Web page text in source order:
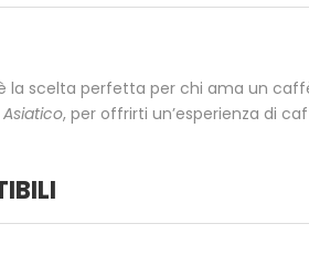
la scelta perfetta per chi ama un
, per offrirti un’esperienza di